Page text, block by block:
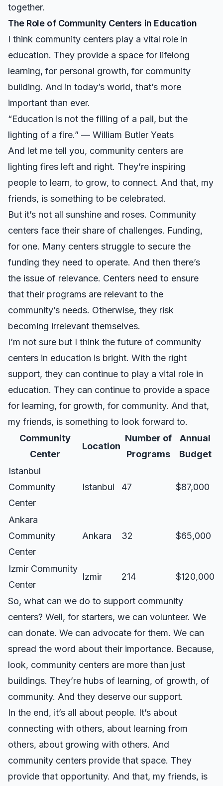
together.
The Role of Community Centers in Education
I think community centers play a vital role in
education. They provide a space for lifelong
learning, for personal growth, for community
building. And in today’s world, that’s more
important than ever.
“Education is not the filling of a pail, but the
lighting of a fire.” — William Butler Yeats
And let me tell you, community centers are
lighting fires left and right. They’re inspiring
people to learn, to grow, to connect. And that, my
friends, is something to be celebrated.
But it’s not all sunshine and roses. Community
centers face their share of challenges. Funding,
for one. Many centers struggle to secure the
funding they need to operate. And then there’s
the issue of relevance. Centers need to ensure
that their programs are relevant to the
community’s needs. Otherwise, they risk
becoming irrelevant themselves.
I’m not sure but I think the future of community
centers in education is bright. With the right
support, they can continue to play a vital role in
education. They can continue to provide a space
for learning, for growth, for community. And that,
my friends, is something to look forward to.
Community
Center
Location
Number of
Programs
Annual
Budget
Istanbul
Community
Center
Istanbul 47 $87,000
Ankara
Community
Center
Ankara 32 $65,000
Izmir Community
Center
Izmir 214 $120,000
So, what can we do to support community
centers? Well, for starters, we can volunteer. We
can donate. We can advocate for them. We can
spread the word about their importance. Because,
look, community centers are more than just
buildings. They’re hubs of learning, of growth, of
community. And they deserve our support.
In the end, it’s all about people. It’s about
connecting with others, about learning from
others, about growing with others. And
community centers provide that space. They
provide that opportunity. And that, my friends, is